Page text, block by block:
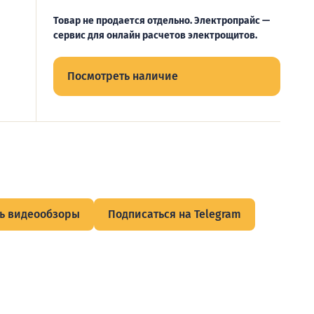
Товар не продается отдельно. Электропрайс —
сервис для онлайн расчетов электрощитов.
Посмотреть наличие
видеообзоры Подписаться на Telegram